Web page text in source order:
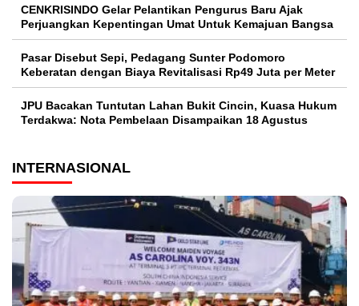
CENKRISINDO Gelar Pelantikan Pengurus Baru Ajak
Perjuangkan Kepentingan Umat Untuk Kemajuan Bangsa
Pasar Disebut Sepi, Pedagang Sunter Podomoro
Keberatan dengan Biaya Revitalisasi Rp49 Juta per Meter
JPU Bacakan Tuntutan Lahan Bukit Cincin, Kuasa Hukum
Terdakwa: Nota Pembelaan Disampaikan 18 Agustus
INTERNASIONAL